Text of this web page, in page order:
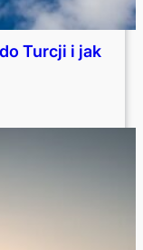
Turcji i jak